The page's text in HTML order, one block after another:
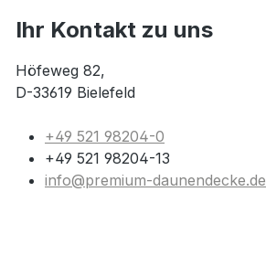
Ihr Kontakt zu uns
Höfeweg 82,
D-33619 Bielefeld
+49 521 98204-0
+49 521 98204-13
info@premium-daunendecke.de